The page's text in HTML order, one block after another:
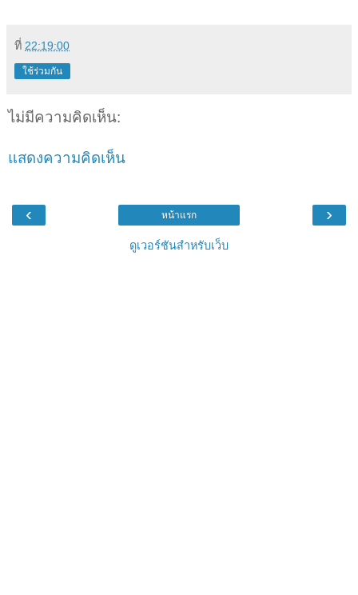
ที่ 22:19:00
ใช้ร่วมกัน
ไม่มีความคิดเห็น:
แสดงความคิดเห็น
‹ ›
หน้าแรก
ดูเวอร์ชันสำหรับเว็บ